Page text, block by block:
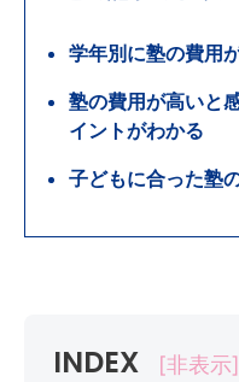
学年別に塾の費用
塾の費用が高いと
イントがわかる
子どもに合った塾
INDEX [非表示]